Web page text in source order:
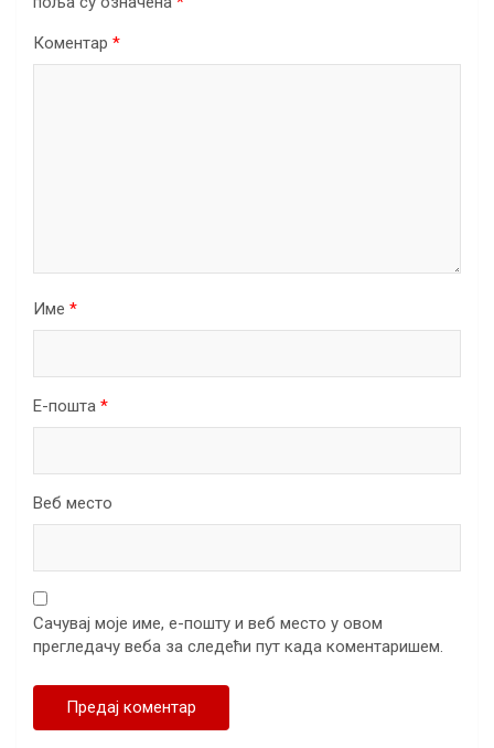
Коментар *
Име *
Е-пошта *
Веб место
Сачувај моје име, е-пошту и веб место у овом
прегледачу веба за следећи пут када коментаришем.